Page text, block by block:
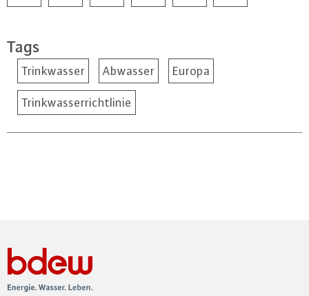
Tags
Trinkwasser Abwasser Europa
Trinkwasserrichtlinie